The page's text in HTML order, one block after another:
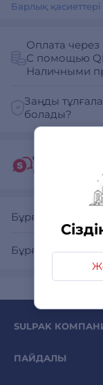
Барлық қасиеттері
Оплата
С помощью
Наличными
Заңды
болады?
Сатып
Ответы на
Бұрғы және
Бұрғы және
SULPAK
ПАЙДАЛЫ